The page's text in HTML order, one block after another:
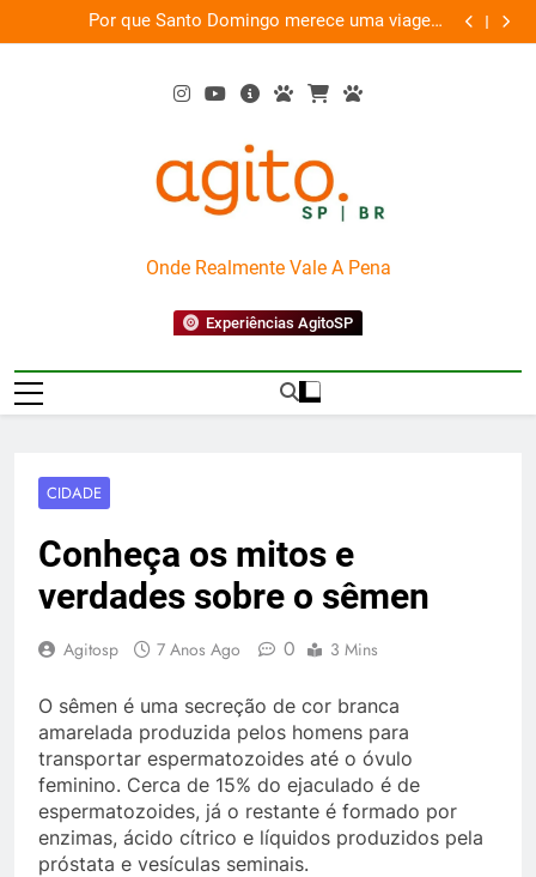
to
Por que Santo Domingo merece uma viagem
exclusiva
AgitoSP
Onde Realmente Vale A Pena
Experiências AgitoSP
CIDADE
Conheça os mitos e
verdades sobre o sêmen
Agitosp 7 Anos Ago 0 3 Mins
O sêmen é uma secreção de cor branca
amarelada produzida pelos homens para
transportar espermatozoides até o óvulo
feminino. Cerca de 15% do ejaculado é de
espermatozoides, já o restante é formado por
enzimas, ácido cítrico e líquidos produzidos pela
próstata e vesículas seminais.